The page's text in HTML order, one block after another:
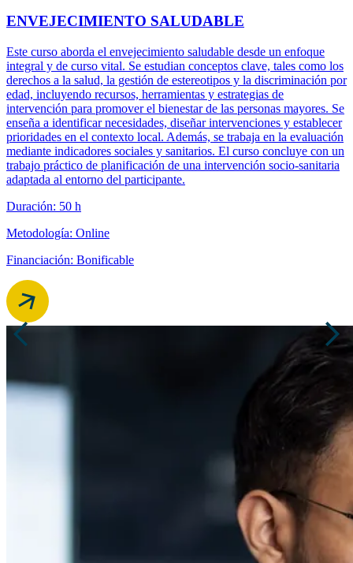
ENVEJECIMIENTO SALUDABLE
Este curso aborda el envejecimiento saludable desde un enfoque
integral y de curso vital. Se estudian conceptos clave, tales como los
derechos a la salud, la gestión de estereotipos y la discriminación por
edad, incluyendo recursos, herramientas y estrategias de
intervención para promover el bienestar de las personas mayores. Se
enseña a identificar necesidades, diseñar intervenciones y establecer
prioridades en el contexto local. Además, se trabaja en la evaluación
mediante indicadores sociales y sanitarios. El curso concluye con un
trabajo práctico de planificación de una intervención socio-sanitaria
adaptada al entorno del participante.
Duración: 50 h
Metodología: Online
Financiación: Bonificable